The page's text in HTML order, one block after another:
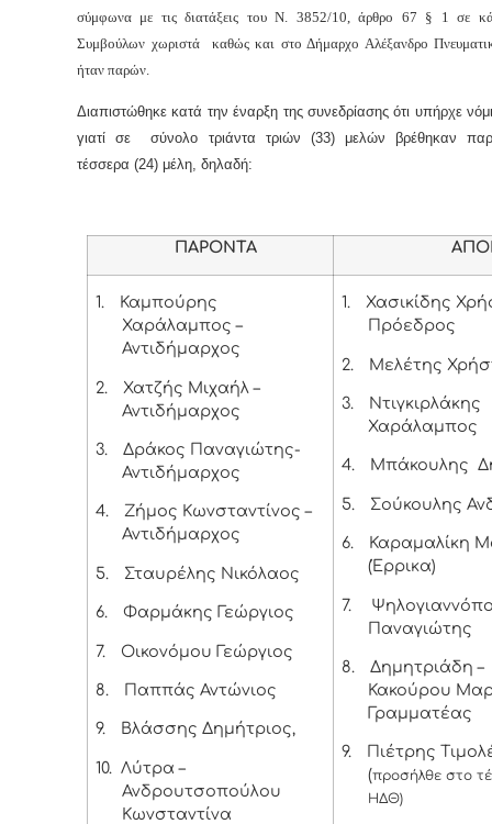
σύμφωνα με τις διατάξεις του Ν. 3852/10, άρθρο 67 § 1 σε
Συμβούλων χωριστά καθώς και στο Δήμαρχο Αλέξανδρο
ήταν παρών.
Διαπιστώθηκε κατά την έναρξη της συνεδρίασης ότι υπήρχε
γιατί σε σύνολο τριάντα τριών (33) μελών βρέθηκαν
τέσσερα (24) μέλη, δηλαδή:
ΠΑΡΟΝΤΑ
1.
Καμπούρης
Χαράλαμπος –
Αντιδήμαρχος
2.
Χατζής Μιχαήλ –
Αντιδήμαρχος
3.
Δράκος Παναγιώτης-
Αντιδήμαρχος
4.
Ζήμος Κωνσταντίνος –
Αντιδήμαρχος
5. Σταυρέλης Νικόλαος
6. Φαρμάκης Γεώργιος
7. Οικονόμου Γεώργιος
8. Παππάς Αντώνιος
9. Βλάσσης Δημήτριος,
10. Λύτρα –
Ανδρουτσοπούλου
Κωνσταντίνα
1.
Χασικίδης
Πρόεδρος
2. Μελέτης
3.
Ντιγκιρλάκης
Χαράλαμπος
4. Μπάκουλης
5. Σούκουλης
6.
Καραμαλίκη
(Έρρικα)
7.
Παναγιώτης
8.
Δημητριάδη –
Κακούρου
Γραμματέας
9.
Πιέτρης
(προσήλθε στο
ΗΔΘ)